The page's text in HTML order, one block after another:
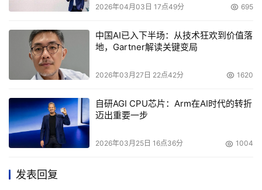
据分析业务蓝图，大大缩短项目实施周期，降低成本与项目
问题三：面对销售 SFE分析，医药行业企业应考虑哪些因
素？如何支撑企业销售决策？
医药企业销售SFE分析从业务方向上看，医药行业的SFE分
析主要应从销售、行为和市场三个方面入手进行相关分析，
等，而销售行为数据包括拜访、会议方面的数据等，市场数
2026年04月03日 17点49分 695
中国AI已入下半场：从技术狂欢到价值落
地，Gartner解读关键变局
2026年03月27日 22点42分 1620
自研AGI CPU芯片：Arm在AI时代的转折
迈出重要一步
2026年03月25日 16点36分 1004
发表回复